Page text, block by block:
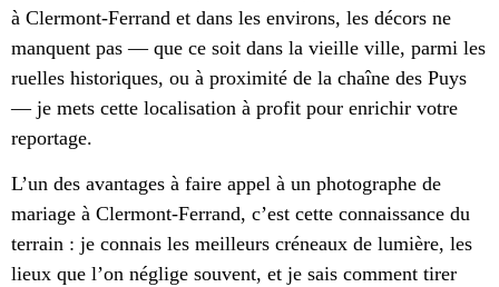
à Clermont-Ferrand et dans les environs, les décors ne
manquent pas — que ce soit dans la vieille ville, parmi les
ruelles historiques, ou à proximité de la chaîne des Puys
— je mets cette localisation à profit pour enrichir votre
reportage.
L’un des avantages à faire appel à un photographe de
mariage à Clermont-Ferrand, c’est cette connaissance du
terrain : je connais les meilleurs créneaux de lumière, les
lieux que l’on néglige souvent, et je sais comment tirer